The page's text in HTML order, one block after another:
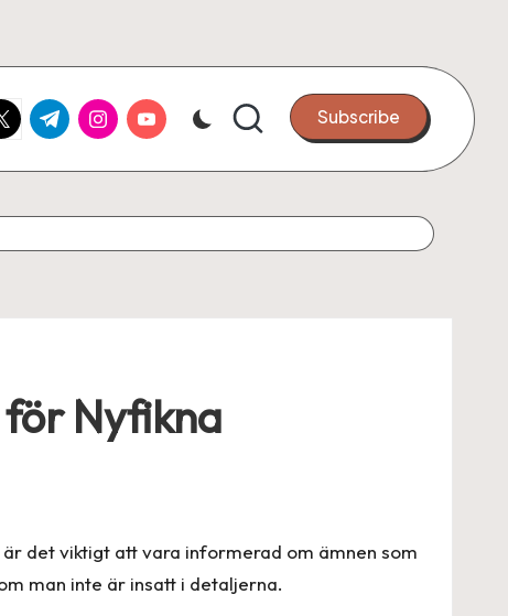
t.me instagram.com
youtube.com Subscribe
för Nyfikna
det viktigt att vara informerad om ämnen som
man inte är insatt i detaljerna.